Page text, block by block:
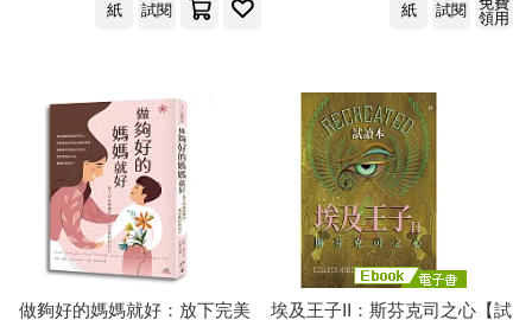
紙 試閱 紙 試閱 領用
做夠好的媽媽就好：放下完美 埃及王子II：斯芬克司之心【試